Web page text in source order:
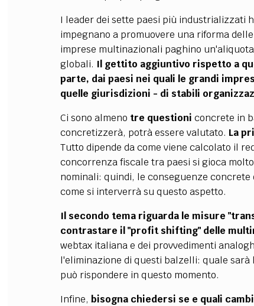
I leader dei sette paesi più industrializzati
impegnano a promuovere una riforma
imprese multinazionali paghino
globali. Il gettito aggiuntivo rispetto a
parte, dai paesi nei quali le grandi
quelle giurisdizioni - di stabili
Ci sono almeno tre questioni concrete in
concretizzerà, potrà essere valutato. La
Tutto dipende da come viene calcolato il
concorrenza fiscale tra paesi si gioca
nominali: quindi, le conseguenze
come si interverrà su questo aspetto.
Il secondo tema riguarda le misure
contrastare il "profit shifting" delle
webtax italiana e dei provvedimenti
l'eliminazione di questi balzelli: quale sarà
può rispondere in questo momento.
Infine, bisogna chiedersi se e quali